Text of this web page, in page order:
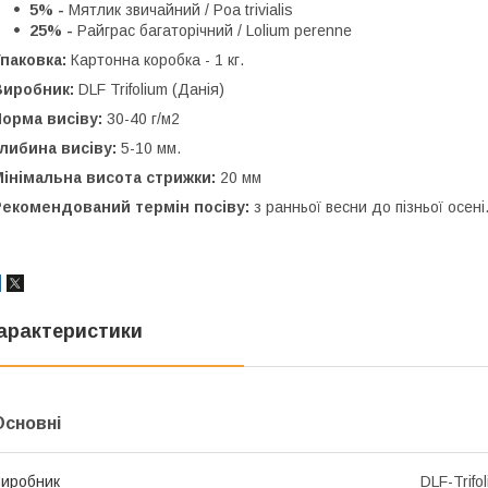
5% - Мятлик звичайний / Poa trivialis
25% - Райграс багаторічний / Lolium perenne
Картонна коробка - 1 кг.
DLF Trifolium (Данія)
висіву: 30-40 г/м2
висіву: 5-10 мм.
висота стрижки: 20 мм
термін посіву: з ранньої весни до пізньої осені.
DLF-